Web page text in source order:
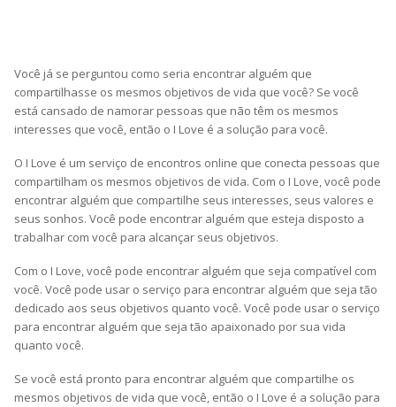
Você já se perguntou como seria encontrar alguém que
compartilhasse os mesmos objetivos de vida que você? Se você
está cansado de namorar pessoas que não têm os mesmos
interesses que você, então o I Love é a solução para você.
O I Love é um serviço de encontros online que conecta pessoas que
compartilham os mesmos objetivos de vida. Com o I Love, você pode
encontrar alguém que compartilhe seus interesses, seus valores e
seus sonhos. Você pode encontrar alguém que esteja disposto a
trabalhar com você para alcançar seus objetivos.
Com o I Love, você pode encontrar alguém que seja compatível com
você. Você pode usar o serviço para encontrar alguém que seja tão
dedicado aos seus objetivos quanto você. Você pode usar o serviço
para encontrar alguém que seja tão apaixonado por sua vida
quanto você.
Se você está pronto para encontrar alguém que compartilhe os
mesmos objetivos de vida que você, então o I Love é a solução para